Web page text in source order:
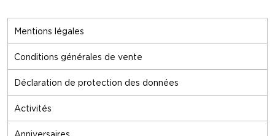
Mentions légales
Conditions générales de vente
Déclaration de protection des données
Activités
Anniversaires